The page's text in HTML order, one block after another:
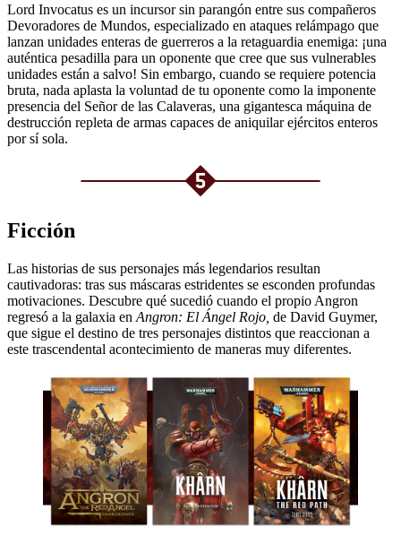
Lord Invocatus es un incursor sin parangón entre sus compañeros
Devoradores de Mundos, especializado en ataques relámpago que
lanzan unidades enteras de guerreros a la retaguardia enemiga: ¡una
auténtica pesadilla para un oponente que cree que sus vulnerables
unidades están a salvo! Sin embargo, cuando se requiere potencia
bruta, nada aplasta la voluntad de tu oponente como la imponente
presencia del Señor de las Calaveras, una gigantesca máquina de
destrucción repleta de armas capaces de aniquilar ejércitos enteros
por sí sola.
Ficción
Las historias de sus personajes más legendarios resultan
cautivadoras: tras sus máscaras estridentes se esconden profundas
motivaciones. Descubre qué sucedió cuando el propio Angron
regresó a la galaxia en Angron: El Ángel Rojo, de David Guymer,
que sigue el destino de tres personajes distintos que reaccionan a
este trascendental acontecimiento de maneras muy diferentes.